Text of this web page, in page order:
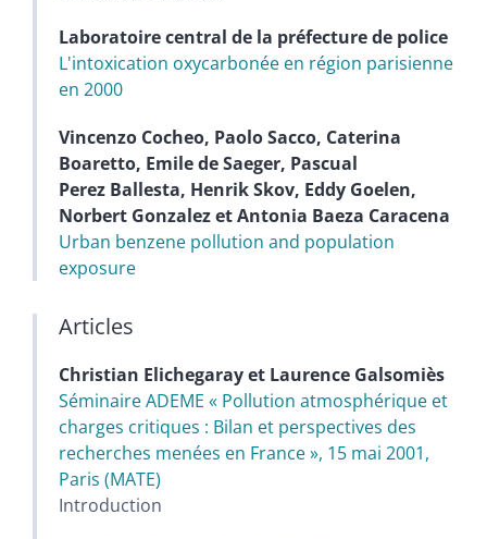
Laboratoire central de la préfecture de police
L'intoxication oxycarbonée en région parisienne
en 2000
Vincenzo Cocheo, PaoloSacco, Caterina
Boaretto, Emilede Saeger, Pascual
Perez Ballesta, HenrikSkov, Eddy Goelen,
Norbert GonzalezetAntonia Baeza Caracena
Urban benzene pollution and population
exposure
Articles
Christian Elichegarayet Laurence Galsomiès
Séminaire ADEME « Pollution atmosphérique et
charges critiques : Bilan et perspectives des
recherches menées en France », 15 mai 2001,
Paris (MATE)
Introduction